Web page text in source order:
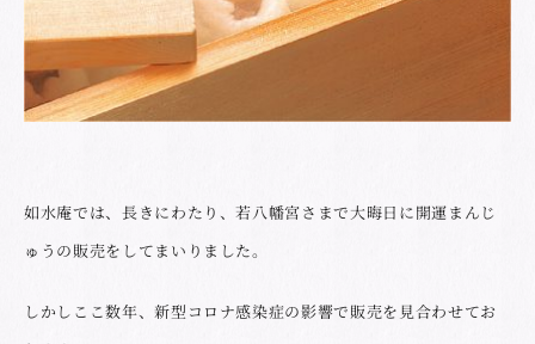
如水庵では、長きにわたり、若八幡宮さまで大晦日に開運まんじ
ゅうの販売をしてまいりました。
しかしここ数年、新型コロナ感染症の影響で販売を見合わせてお